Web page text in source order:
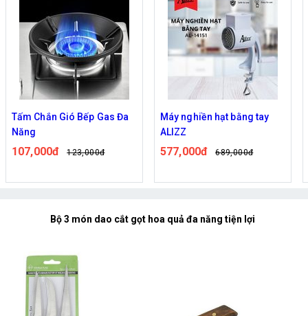
Tấm Chắn Gió Bếp Gas Đa
Năng
107,000đ 123,000đ
Máy nghiền hạt bằng tay
ALIZZ
577,000đ 689,000đ
Bộ 3 món dao cắt gọt hoa quả đa năng tiện lợi